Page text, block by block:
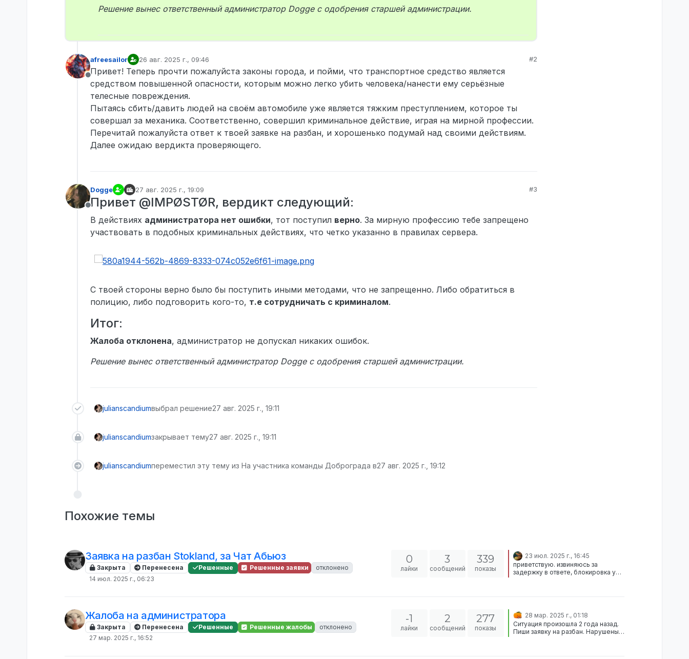
Решение вынес ответственный администратор Dogge c одобрения старшей администрации.
Не в сети
afreesailor 26 авг. 2025 г., 09:46
отредактировано
#2
Привет! Теперь прочти пожалуйста законы города, и пойми, что транспортное средство является
средством повышенной опасности, которым можно легко убить человека/нанести ему серьёзные
телесные повреждения.
Пытаясь сбить/давить людей на своём автомобиле уже является тяжким преступлением, которое ты
совершал за механика. Соответственно, совершил криминальное действие, играя на мирной профессии.
Перечитай пожалуйста ответ к твоей заявке на разбан, и хорошенько подумай над своими действиям.
Далее ожидаю вердикта проверяющего.
Не в сети
Dogge 27 авг. 2025 г., 19:09
отредактировано
#3
Привет @IMPØSTØR, вердикт следующий:
В действиях администратора нет ошибки, тот поступил верно. За мирную профессию тебе запрещено
участвовать в подобных криминальных действиях, что четко указанно в правилах сервера.
С твоей стороны верно было бы поступить иными методами, что не запрещенно. Либо обратиться в
полицию, либо подговорить кого-то, т.е сотрудничать с криминалом.
Итог:
Жалоба отклонена, администратор не допускал никаких ошибок.
Решение вынес ответственный администратор Dogge c одобрения старшей администрации.
julianscandiumвыбрал решение27 авг. 2025 г., 19:11
julianscandiumзакрывает тему27 авг. 2025 г., 19:11
julianscandiumпереместил эту тему из На участника команды Доброграда в27 авг. 2025 г., 19:12
Похожие темы
Заявка на разбан Stokland, за Чат Абьюз
Закрыта Перенесена Решенные Решенные заявки
отклонено
14 июл. 2025 г., 06:23
0
лайки
3
сообщений
339
показы
23 июл. 2025 г., 16:45
приветствую. извиняюсь за
задержку в ответе, блокировка уже
Жалоба на администратора
Закрыта Перенесена Решенные Решенные жалобы
отклонено
27 мар. 2025 г., 16:52
-1
лайки
2
сообщений
277
показы
28 мар. 2025 г., 01:18
Ситуация произошла 2 года назад.
Пиши заявку на разбан. Нарушены